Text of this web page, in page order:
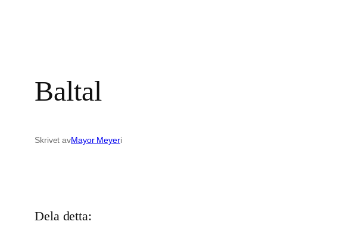
Baltal
Skrivet avMayor Meyeri
Dela detta: